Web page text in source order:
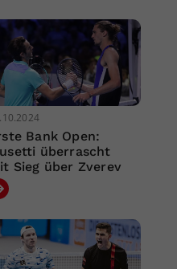
Bank Open:
überrascht
Sieg über Zverev